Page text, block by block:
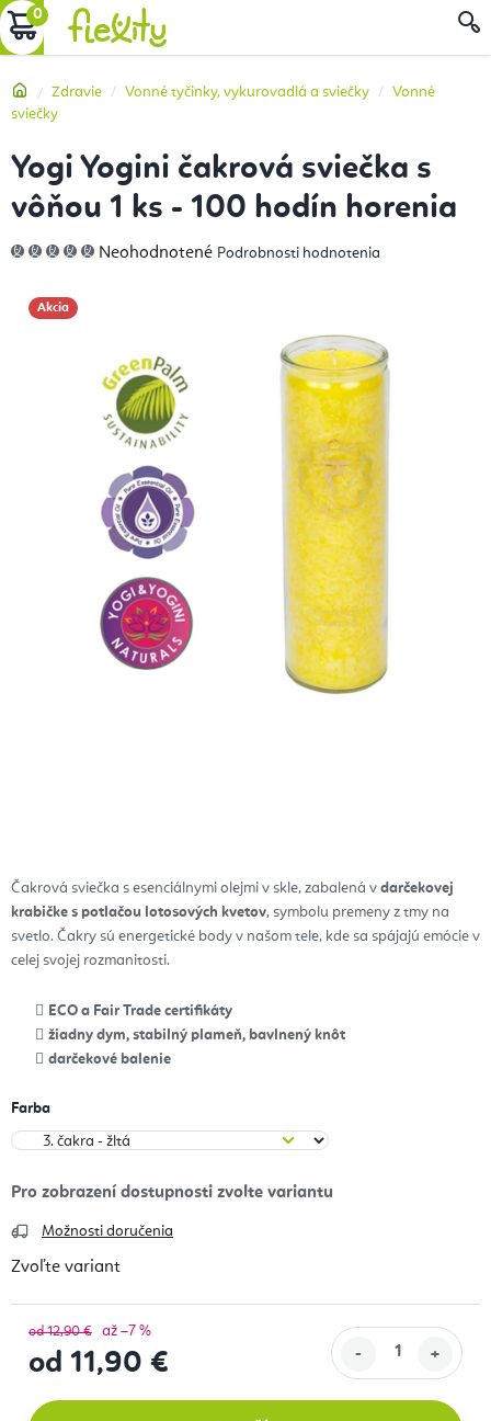
Prejsť
na
NÁKUPNÝ
Domov
Zdravie Vonné tyčinky, vykurovadlá a sviečky
Vonné
sviečky
Čakrová sviečka s esenciálnymi olejmi v skle, zabalená v darčekovej
krabičke s potlačou lotosových kvetov, symbolu premeny z tmy na
svetlo. Čakry sú energetické body v našom tele, kde sa spájajú emócie v
celej svojej rozmanitosti.
ECO a Fair Trade certifikáty
žiadny dym, stabilný plameň, bavlnený knôt
darčekové balenie
Farba
Možnosti doručenia
Zvoľte variant
od 12,90 € až –7 %
od 11,90 €
Yogi Yogini čakrová sviečka s
vôňou 1 ks - 100 hodín horenia
Priemerné
hodnotenie
Neohodnotené Podrobnosti hodnotenia
Akcia